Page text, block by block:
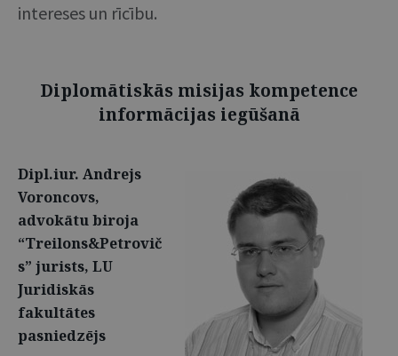
intereses un rīcību.
Diplomātiskās misijas kompetence
informācijas iegūšanā
Dipl.iur. Andrejs
Voroncovs,
advokātu biroja
“Treilons&Petrovič
s” jurists, LU
Juridiskās
fakultātes
pasniedzējs